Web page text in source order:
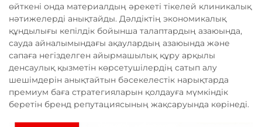
өйткені онда материалдың әрекеті тікелей клиникалық
нәтижелерді анықтайды. Дәлдіктің экономикалық
құндылығы кепілдік бойынша талаптардың азаюында,
сауда айналымындағы ақаулардың азаюында және
сапаға негізделген айырмашылық құру арқылы
денсаулық қызметін көрсетушілердің сатып алу
шешімдерін анықтайтын бәсекелестік нарықтарда
премиум баға стратегияларын қолдауға мүмкіндік
беретін бренд репутациясының жақсаруында көрінеді.